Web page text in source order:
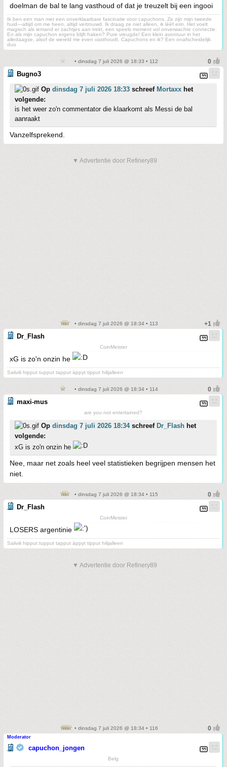
doelman de bal te lang vasthoud of dat je treuzelt bij een ingooi
Ik ben een man met een onverklaarbare fascinatie voor capuchons. Ze zijn mijn tweede
huid—altijd om me heen, altijd vertrouwd. Ik draag ze niet alleen, ik lééf erin. Het voelt
magisch als iemand er zachtjes aan trekt, een speels moment vol onverwachte connectie.
En als mijn capuchon ergens blijft haken? Pure vreugde! Een klein avontuur in het
alledaagse, alsof de wereld me even vasthoudt. Capuchons en ik? Een onafscheidelijk
duo
• dinsdag 7 juli 2026 @ 18:33 • 112
Bugno3
Op dinsdag 7 juli 2026 18:33 schreef Mortaxx het
volgende:
is het weer zo'n commentator die klaarkomt als Messi de bal
aanraakt
Vanzelfsprekend.
▼ Advertentie door Refinery89
• dinsdag 7 juli 2026 @ 18:34 • 113
Dr_Flash
CoinMeister
xG is zo'n onzin he
Salivili hipput tupput tapput äppyt tipput hilijalleen
• dinsdag 7 juli 2026 @ 18:34 • 114
maxi-mus
are you not entertained?
Op dinsdag 7 juli 2026 18:34schreef Dr_Flash het
volgende:
xG is zo'n onzin he
Nee, maar net zoals heel veel statistieken begrijpen mensen het
niet.
• dinsdag 7 juli 2026 @ 18:34 • 115
Dr_Flash
CoinMeister
LOSERS argentinie
Salivili hipput tupput tapput äppyt tipput hilijalleen
▼ Advertentie door Refinery89
• dinsdag 7 juli 2026 @ 18:34 • 116
Moderator
capuchon_jongen
Belg